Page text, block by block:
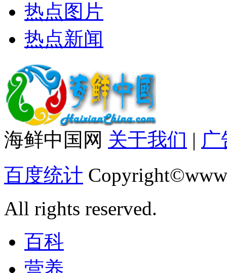
热点图片
热点新闻
海鲜中国网 关于我们 | 广
百度统计
All rights reserved.
百科